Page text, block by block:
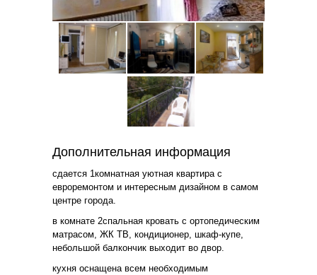
Дополнительная информация
сдается 1комнатная уютная квартира с
евроремонтом и интересным дизайном в самом
центре города.
в комнате 2спальная кровать с ортопедическим
матрасом, ЖК ТВ, кондиционер, шкаф-купе,
небольшой балкончик выходит во двор.
кухня оснащена всем необходимым